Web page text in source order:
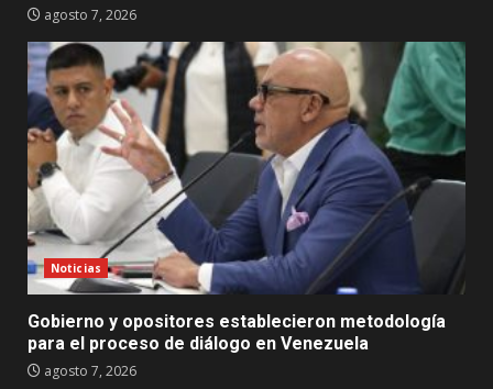
agosto 7, 2026
Noticias
Gobierno y opositores establecieron metodología
para el proceso de diálogo en Venezuela
agosto 7, 2026